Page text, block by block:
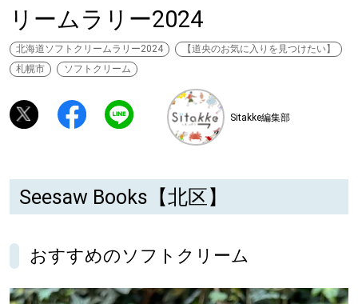
暮らす
深める
SitakkeTV
リームラリー2024
北海道ソフトクリームラリー2024
【道央のお気に入りを見つけたい】
札幌市
ソフトクリーム
Sitakke編集部
Seesaw Books【北区】
おすすめのソフトクリーム